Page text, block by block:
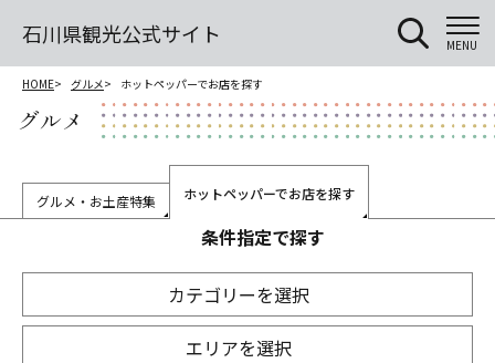
石川県観光公式サイト MENU
HOME グルメ ホットペッパーでお店を探す
グルメ
グルメ・お土産特集 ホットペッパーでお店を探す
条件指定で探す
カテゴリーを選択
エリアを選択